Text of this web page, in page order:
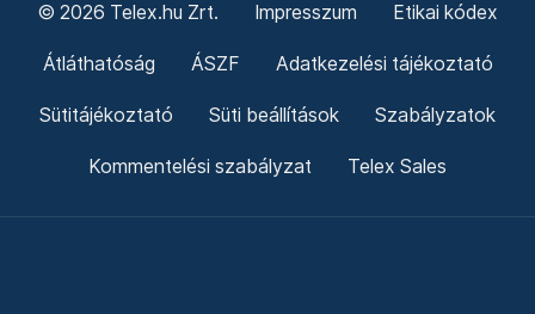
© 2026 Telex.hu Zrt. Impresszum Etikai kódex
Átláthatóság ÁSZF Adatkezelési tájékoztató
Sütitájékoztató Süti beállítások Szabályzatok
Kommentelési szabályzat Telex Sales